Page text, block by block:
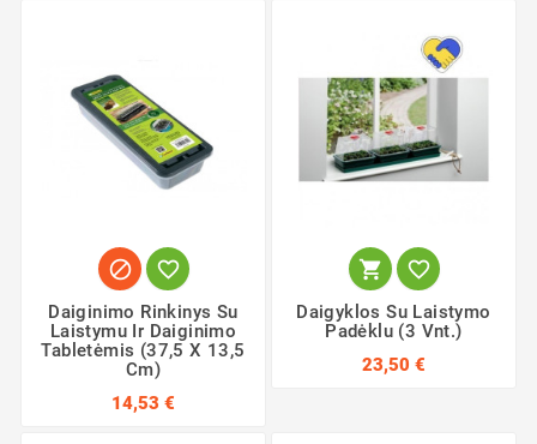
 
Daiginimo Rinkinys Su
Laistymu Ir Daiginimo
Tabletėmis (37,5 X 13,5
Cm)
14,53 €
 
Daigyklos Su Laistymo
Padėklu (3 Vnt.)
23,50 €